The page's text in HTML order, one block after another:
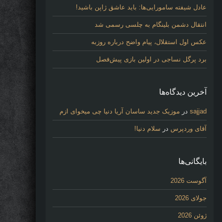
عادل شیفته سامورایی‌ها: باید عاشق ژاپن باشید!
انتقال دشمن بلینگام به چلسی رسمی شد
عکس اول استقلال، پیام واضح درباره روزبه
برد پرگل نساجی در اولین بازی پیش‌فصل
آخرین دیدگاه‌ها
sajjadدر موزیک جدید ساسان آریا دنیا چی میخوای ازم
آقای وردپرس در سلام دنیا!
بایگانی‌ها
آگوست 2026
جولای 2026
ژوئن 2026